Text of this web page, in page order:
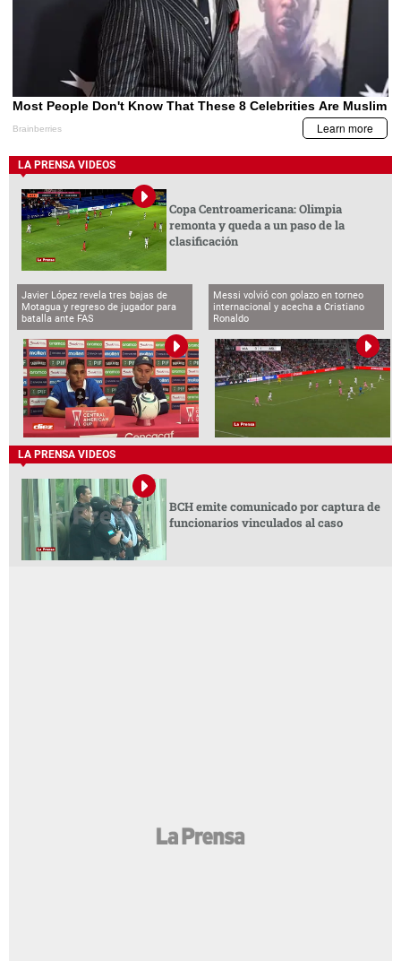
LA PRENSA VIDEOS
Copa Centroamericana: Olimpia
remonta y queda a un paso de la
clasificación
Javier López revela tres bajas de
Motagua y regreso de jugador para
batalla ante FAS
Messi volvió con golazo en torneo
internacional y acecha a Cristiano
Ronaldo
LA PRENSA VIDEOS
BCH emite comunicado por captura de
funcionarios vinculados al caso